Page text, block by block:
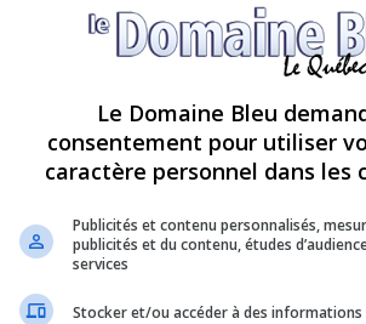
Le Domaine Bleu
consentement pour utiliser
caractère personnel dans les
Publicités et contenu personnalisés,
publicités et du contenu, études
services
Stocker et/ou accéder à des informations